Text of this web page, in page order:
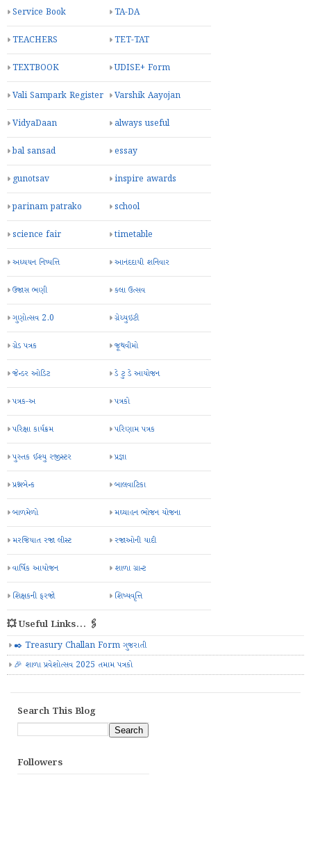
Service Book TA-DA
TEACHERS TET-TAT
TEXTBOOK UDISE+ Form
Vali Sampark Register Varshik Aayojan
VidyaDaan always useful
bal sansad essay
gunotsav inspire awards
parinam patrako school
science fair timetable
અધ્યયન નિષ્પત્તિ આનંદદાયી શનિવાર
ઉજાસ ભણી કલા ઉત્સવ
ગુણોત્સવ 2.0 ગ્રેચ્યુઇટી
ગ્રેડ પત્રક જૂથવીમો
જેન્ડર ઓડિટ ડે ટુ ડે આયોજન
પત્રક-અ પત્રકો
પરિક્ષા કાર્યક્રમ પરિણામ પત્રક
પુસ્તક ઈશ્યુ રજીસ્ટર પ્રજ્ઞા
પ્રશ્નબેન્ક બાલવાટિકા
બાળમેળો મઘ્યાહન ભોજન યોજના
મરજિયાત રજા લીસ્ટ રજાઓની યાદી
વાર્ષિક આયોજન શાળા ગ્રાન્ટ
શિક્ષકની ફરજો શિષ્યવૃત્તિ
💥 Useful Links... 🖇️
✒️ Treasury Challan Form ગુજરાતી
🎉 શાળા પ્રવેશોત્સવ 2025 તમામ પત્રકો
Search This Blog
Followers